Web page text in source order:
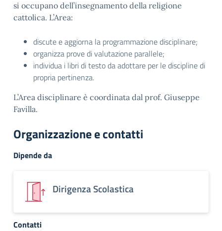
si occupano dell’insegnamento della religione
cattolica. L’Area:
discute e aggiorna la programmazione disciplinare;
organizza prove di valutazione parallele;
individua i libri di testo da adottare per le discipline di
propria pertinenza.
L’Area disciplinare è coordinata dal prof. Giuseppe
Favilla.
Organizzazione e contatti
Dipende da
Dirigenza Scolastica
Contatti